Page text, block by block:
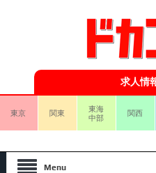
求人情
東京 関東
東海
中部
関西
Menu